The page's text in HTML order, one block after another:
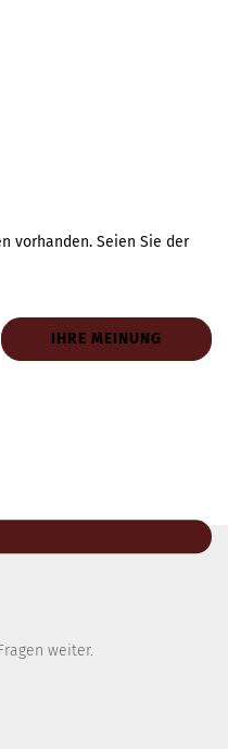
vorhanden. Seien Sie der
IHRE MEINUNG
weiter.